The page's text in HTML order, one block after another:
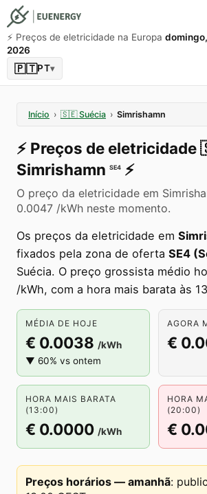
⚡️ Preços de eletricidade na Europa
2026
🇵🇹PT▾
Início › 🇸🇪 Suécia › Simrishamn
⚡️ Preços de eletricidade
Simrishamn SE4 ⚡️
O preço da eletricidade em
0.0047 /kWh neste momento.
Os preços da eletricidade em
fixados pela zona de oferta SE4
Suécia. O preço grossista médio
/kWh, com a hora mais barata às
MÉDIA DE HOJE
€ 0.0038 /kWh
▼ 60% vs ontem
AGORA
€
HORA MAIS BARATA
(13:00)
€ 0.0000 /kWh
HORA
(20:00)
€
Preços horários — amanhã: